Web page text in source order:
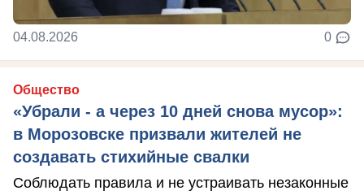
04.08.2026 0
Общество
«Убрали - а через 10 дней снова мусор»:
в Морозовске призвали жителей не
создавать стихийные свалки
Соблюдать правила и не устраивать незаконные